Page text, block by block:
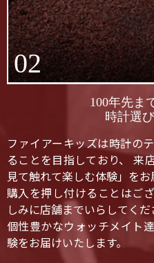
02
100年先ま
時計選
ファイアーキッズは時計の
ることを目指しており、 来
見て触れて楽しむ体験」をお
購入を押し付けることはご
しみに店舗までいらしてくだ
個性豊かなウォッチメイト
験をお届けいたします。